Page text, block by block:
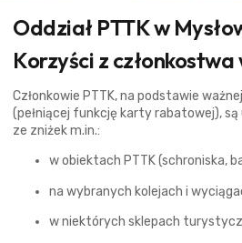
Oddział PTTK w
Korzyści z członkostwa
Członkowie PTTK, na podstawie
(pełniącej funkcję karty rabatowej),
ze zniżek m.in.:
w obiektach PTTK (schroniska,
na wybranych kolejach i
w niektórych sklepach